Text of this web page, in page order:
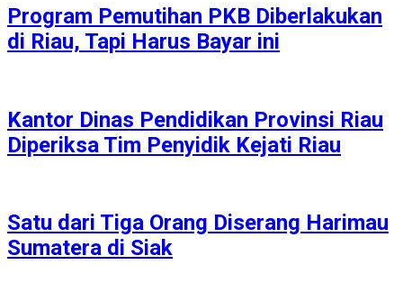
Program Pemutihan PKB Diberlakukan
di Riau, Tapi Harus Bayar ini
Kantor Dinas Pendidikan Provinsi Riau
Diperiksa Tim Penyidik Kejati Riau
Satu dari Tiga Orang Diserang Harimau
Sumatera di Siak